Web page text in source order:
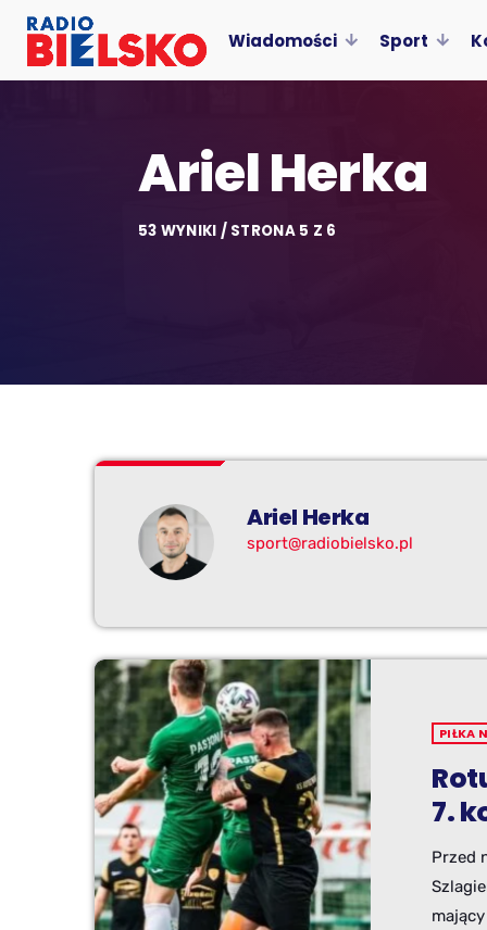
Wiadomości Sport
Ariel Herka
53 WYNIKI / STRONA 5 Z 6
Ariel Herka
sport@radiobielsko.pl
PIŁKA
7.
Przed